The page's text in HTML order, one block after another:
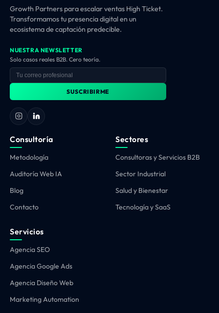
Growth Partners para escalar ventas High Ticket.
Transformamos tu presencia digital en un
ecosistema de captación predecible.
NUESTRA NEWSLETTER
Solo casos reales B2B. Cero teoría.
SUSCRIBIRME
Consultoría
Metodología
Auditoría Web IA
Blog
Contacto
Servicios
Agencia SEO
Agencia Google Ads
Agencia Diseño Web
Marketing Automation
Sectores
Consultoras y Servicios B2B
Sector Industrial
Salud y Bienestar
Tecnología y SaaS